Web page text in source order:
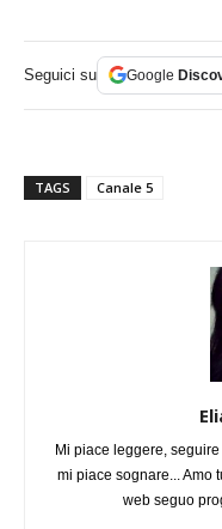
Seguici su Google
TAGS Canale 5
Mi piace leggere,
mi piace sognare... Amo
web seguo